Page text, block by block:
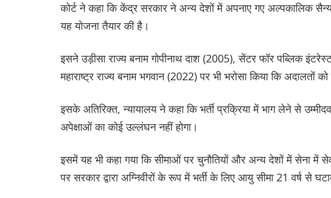
कोर्ट ने कहा कि केंद्र सरकार ने अन्य देशों में अपनाए गए अल्पकालिक
यह योजना तैयार की है।
इसने उड़ीसा राज्य बनाम गोपीनाथ दाश (2005), सेंटर फॉर पब्लिक
महाराष्ट्र राज्य बनाम भगवान (2022) पर भी भरोसा किया कि अदालतों
इसके अतिरिक्त, न्यायालय ने कहा कि भर्ती प्रक्रिया में भाग लेने से
अपेक्षाओं का कोई उल्लंघन नहीं होगा।
इसमें यह भी कहा गया कि सीमाओं पर चुनौतियों और अन्य देशों में सेना में
पर सरकार द्वारा अग्निवीरों के रूप में भर्ती के लिए आयु सीमा 21 वर्ष से